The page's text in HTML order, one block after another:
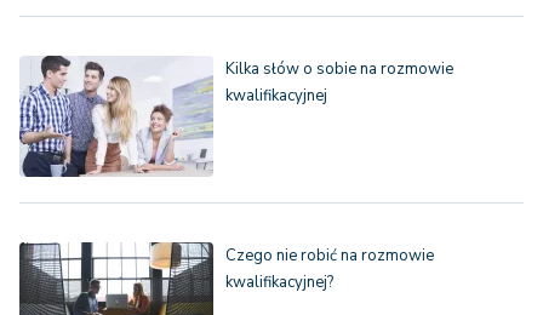
Kilka słów o sobie na rozmowie
kwalifikacyjnej
Czego nie robić na rozmowie
kwalifikacyjnej?